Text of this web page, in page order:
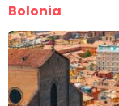
Bolonia